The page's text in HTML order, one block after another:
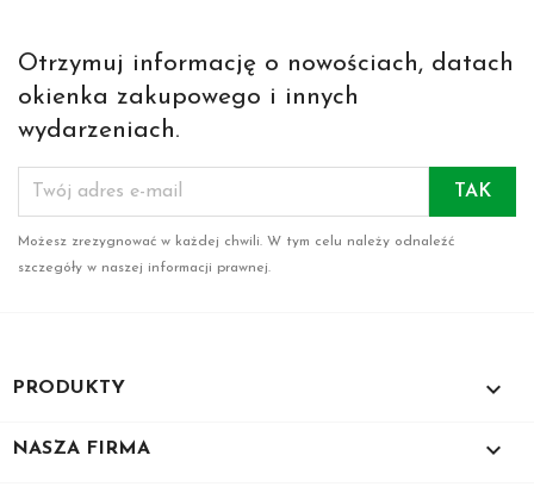
Otrzymuj informację o nowościach, datach
okienka zakupowego i innych
wydarzeniach.
Możesz zrezygnować w każdej chwili. W tym celu należy odnaleźć
szczegóły w naszej informacji prawnej.
PRODUKTY 
NASZA FIRMA 